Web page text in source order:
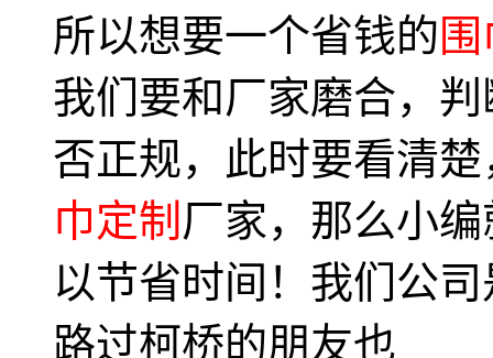
所以想要一个省钱的
我们要和厂家磨合，
否正规，此时要看清
巾定制 厂家，那么小
以节省时间！我们公
路过柯桥的朋友也